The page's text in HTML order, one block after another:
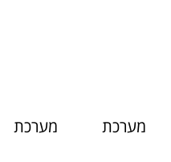
מערכת
מערכת